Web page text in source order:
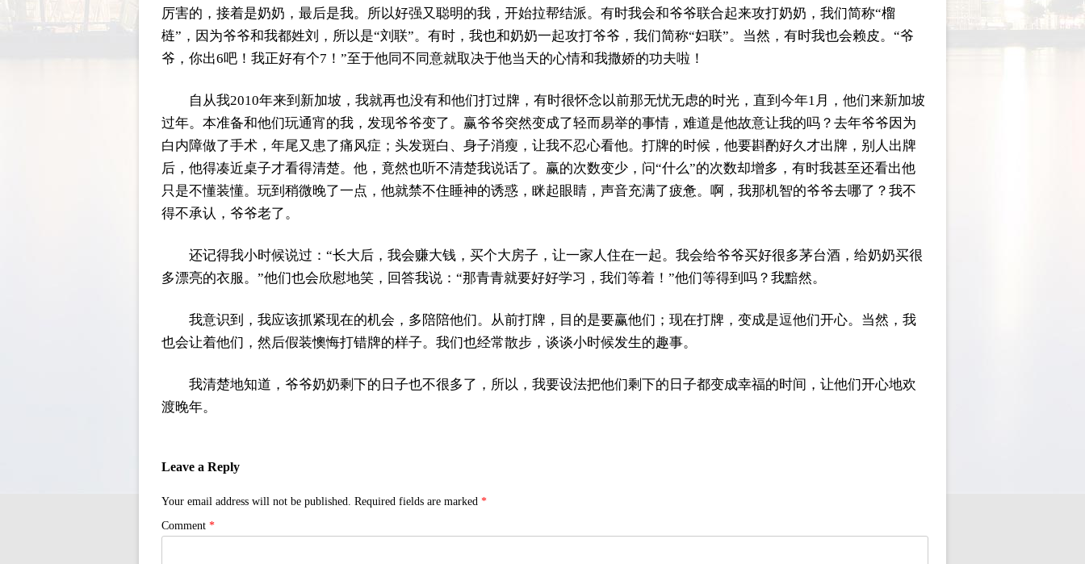
厉害的，接着是奶奶，最后是我。所以好强又聪明的我，开始拉帮结派。有时我会和爷爷联合起来攻打奶奶，我们简称“榴
梿”，因为爷爷和我都姓刘，所以是“刘联”。有时，我也和奶奶一起攻打爷爷，我们简称“妇联”。当然，有时我也会赖皮。“爷
爷，你出6吧！我正好有个7！”至于他同不同意就取决于他当天的心情和我撒娇的功夫啦！
自从我2010年来到新加坡，我就再也没有和他们打过牌，有时很怀念以前那无忧无虑的时光，直到今年1月，他们来新加坡
过年。本准备和他们玩通宵的我，发现爷爷变了。赢爷爷突然变成了轻而易举的事情，难道是他故意让我的吗？去年爷爷因为
白内障做了手术，年尾又患了痛风症；头发斑白、身子消瘦，让我不忍心看他。打牌的时候，他要斟酌好久才出牌，别人出牌
后，他得凑近桌子才看得清楚。他，竟然也听不清楚我说话了。赢的次数变少，问“什么”的次数却增多，有时我甚至还看出他
只是不懂装懂。玩到稍微晚了一点，他就禁不住睡神的诱惑，眯起眼睛，声音充满了疲惫。啊，我那机智的爷爷去哪了？我不
得不承认，爷爷老了。
还记得我小时候说过：“长大后，我会赚大钱，买个大房子，让一家人住在一起。我会给爷爷买好很多茅台酒，给奶奶买很
多漂亮的衣服。”他们也会欣慰地笑，回答我说：“那青青就要好好学习，我们等着！”他们等得到吗？我黯然。
我意识到，我应该抓紧现在的机会，多陪陪他们。从前打牌，目的是要赢他们；现在打牌，变成是逗他们开心。当然，我
也会让着他们，然后假装懊悔打错牌的样子。我们也经常散步，谈谈小时候发生的趣事。
我清楚地知道，爷爷奶奶剩下的日子也不很多了，所以，我要设法把他们剩下的日子都变成幸福的时间，让他们开心地欢
渡晚年。
Leave a Reply
Your email address will not be published. Required fields are marked *
Comment *